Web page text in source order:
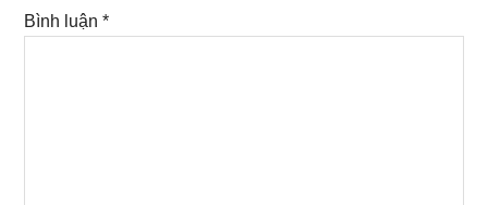
Bình luận*